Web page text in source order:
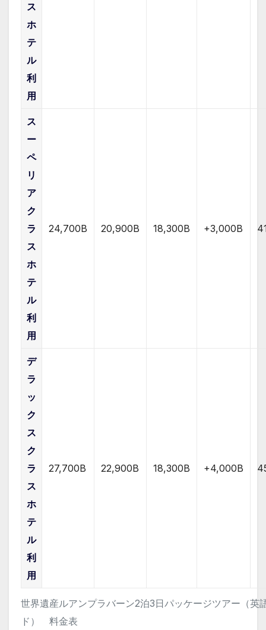
世界遺産ルアンプラバーン2泊3日パッケージツアー（英
ド） 料金表
ス
ホ
テ
ル
利
用
ス
ー
ペ
リ
ア
ク
ラ
ス
ホ
テ
ル
利
用
24,700B 20,900B 18,300B +3,000B
デ
ラ
ッ
ク
ス
ク
ラ
ス
ホ
テ
ル
利
用
27,700B 22,900B 18,300B +4,000B